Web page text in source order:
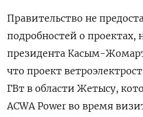
Правительство не
подробностей о
президента Касым-
что проект
ГВт в области Жетысу,
ACWA Power во время